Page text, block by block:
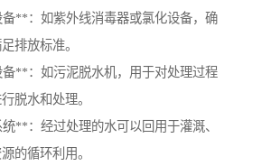
**：如紫外线消毒器或氯化设备，确
排放标准。
**：如污泥脱水机，用于对处理过程
脱水和处理。
**：经过处理的水可以回用于灌溉、
的循环利用。